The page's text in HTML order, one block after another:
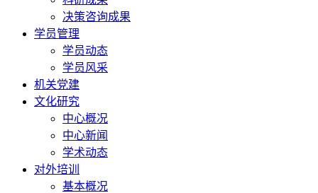
决策咨询成果
学员管理
学员动态
学员风采
机关党建
文化研究
中心概况
中心新闻
学术动态
对外培训
基本概况